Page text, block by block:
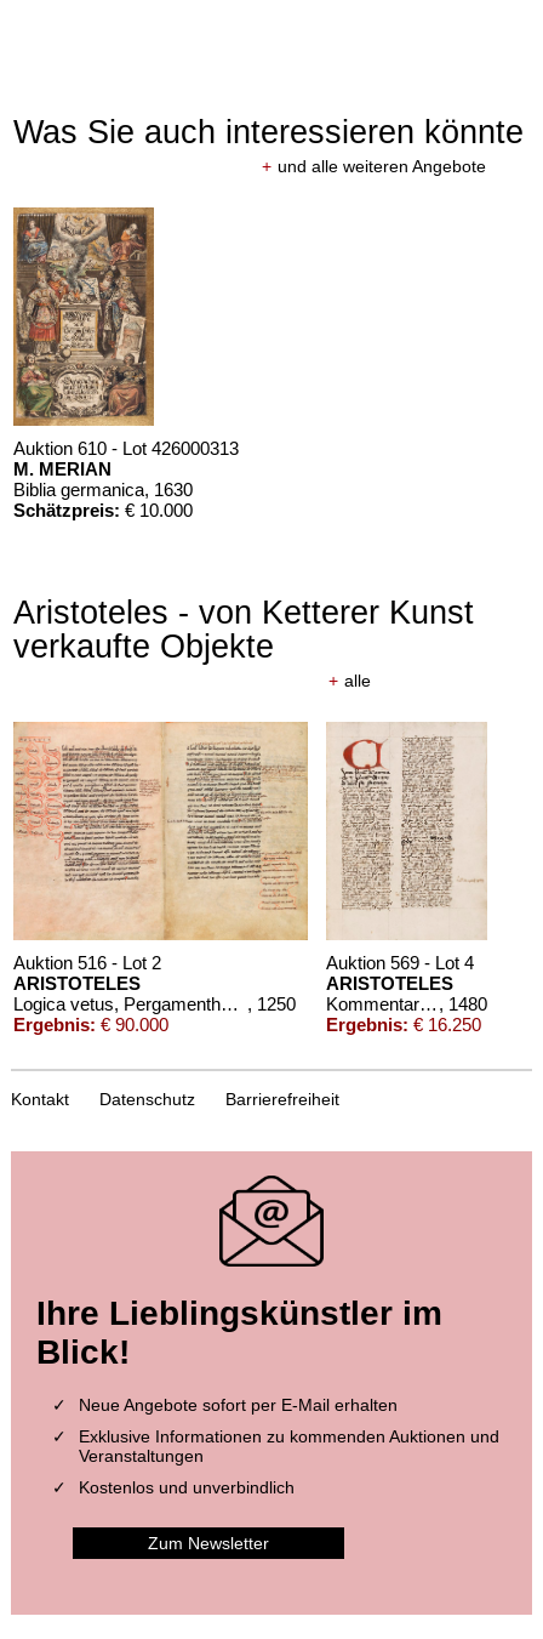
Was Sie auch interessieren könnte
+ und alle weiteren Angebote
Auktion 610 - Lot 426000313
M. MERIAN
Biblia germanica, 1630
Schätzpreis: € 10.000
Aristoteles - von Ketterer Kunst
verkaufte Objekte
+ alle
Auktion 516 - Lot 2
ARISTOTELES
Logica vetus, Pergamenthandschrift , 1250
Ergebnis: € 90.000
Auktion 569 - Lot 4
ARISTOTELES
Kommentar zu "Liber de anima" , 1480
Ergebnis: € 16.250
Auktion 348 - Lot 29
ARISTOTELES
Poetica. 1794.
Ergebnis:€ 6.000
Kontakt Datenschutz Barrierefreiheit
Ihre Lieblingskünstler im
Blick!
Neue Angebote sofort per E-Mail erhalten
Exklusive Informationen zu kommenden Auktionen und
Veranstaltungen
Kostenlos und unverbindlich
Zum Newsletter